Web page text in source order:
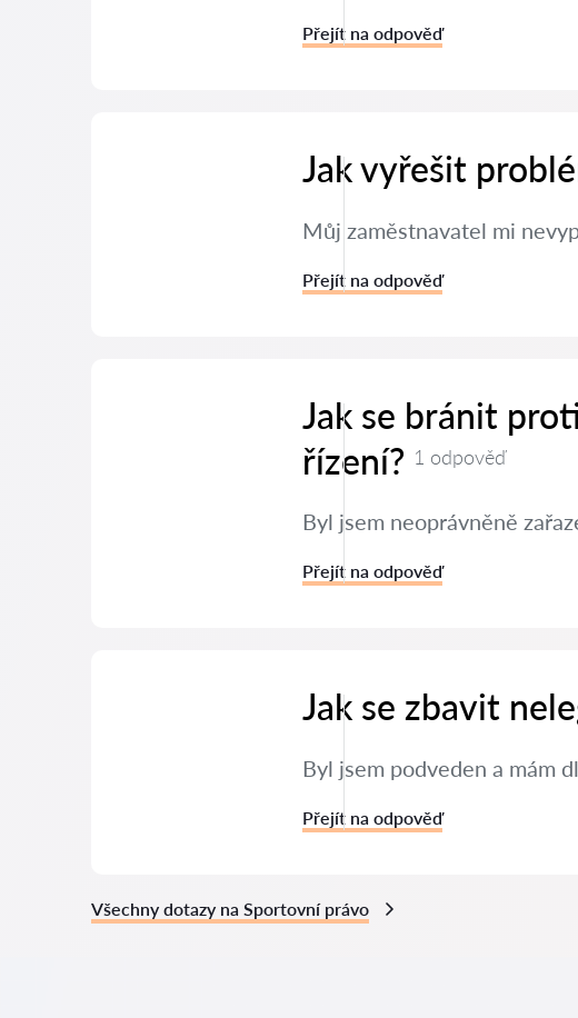
Přejít na odpověď
Jak vyřešit
Můj zaměstnavatel mi
Přejít na odpověď
Jak se bránit
řízení? 1 odpověď
Byl jsem neoprávněně
Přejít na odpověď
Jak se zbavit
Byl jsem podveden a mám
Přejít na odpověď
Všechny dotazy na Sportovní právo